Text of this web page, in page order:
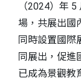
（2024）年
場，共展出國
同時設置國際
同展出，促進
已成為景觀教